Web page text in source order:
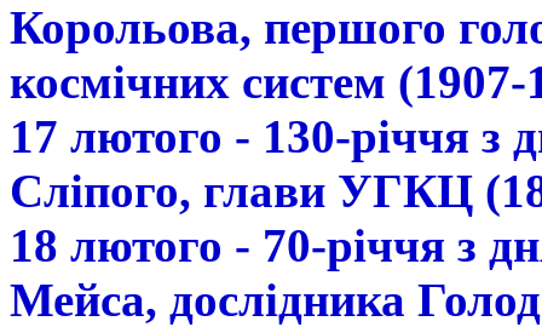
Корольова, першого
космічних систем (1907-
17 лютого - 130-річчя з
Сліпого, глави УГКЦ
18 лютого - 70-річчя з
Мейса, дослідника